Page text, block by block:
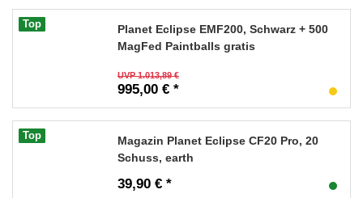
Top
Planet Eclipse EMF200, Schwarz + 500
MagFed Paintballs gratis
UVP 1.013,89 €
995,00 € *
Top
Magazin Planet Eclipse CF20 Pro, 20
Schuss, earth
39,90 € *